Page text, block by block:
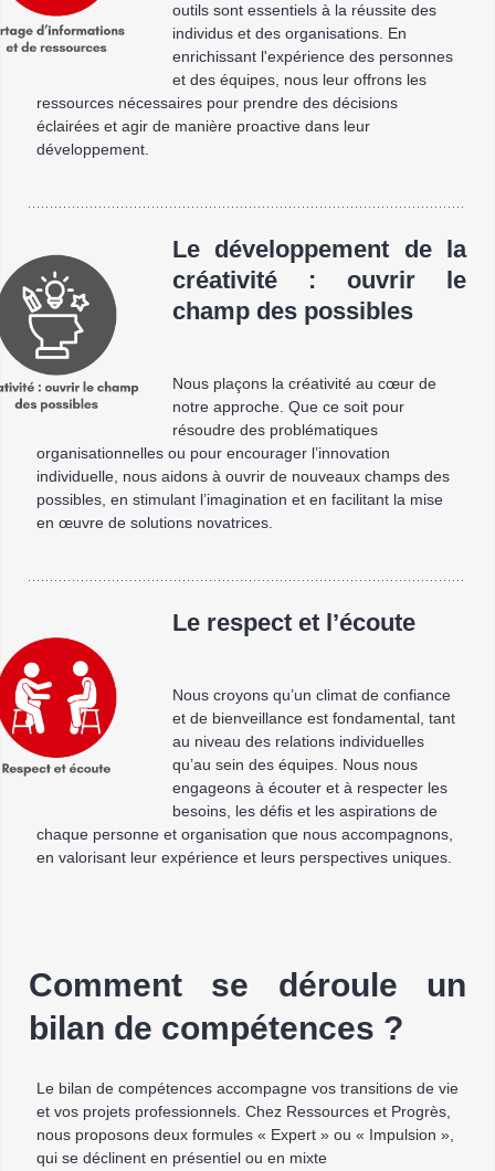
outils sont essentiels à la réussite des
individus et des organisations. En
enrichissant l'expérience des personnes
et des équipes, nous leur offrons les
ressources nécessaires pour prendre des décisions
éclairées et agir de manière proactive dans leur
développement.
Le développement de la
créativité : ouvrir le
champ des possibles
Nous plaçons la créativité au cœur de
notre approche. Que ce soit pour
résoudre des problématiques
organisationnelles ou pour encourager l’innovation
individuelle, nous aidons à ouvrir de nouveaux champs des
possibles, en stimulant l’imagination et en facilitant la mise
en œuvre de solutions novatrices.
Le respect et l’écoute
Nous croyons qu’un climat de confiance
et de bienveillance est fondamental, tant
au niveau des relations individuelles
qu’au sein des équipes. Nous nous
engageons à écouter et à respecter les
besoins, les défis et les aspirations de
chaque personne et organisation que nous accompagnons,
en valorisant leur expérience et leurs perspectives uniques.
Comment se déroule un
bilan de compétences ?
Le bilan de compétences accompagne vos transitions de vie
et vos projets professionnels. Chez Ressources et Progrès,
nous proposons deux formules « Expert » ou « Impulsion »,
qui se déclinent en présentiel ou en mixte